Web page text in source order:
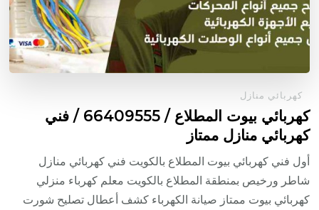
كهربائي منازل
كهربائي بيوت المطلاع / 66409555 / فني
كهربائي منازل ممتاز
أول فني كهربائي بيوت المطلاع بالكويت فني كهربائي منازل
شاطر ورخيص بمنطقة المطلاع بالكويت معلم كهرباء منزلي
كهربائي بيوت ممتاز صيانة الكهرباء كشف أعطال تصليح شورت